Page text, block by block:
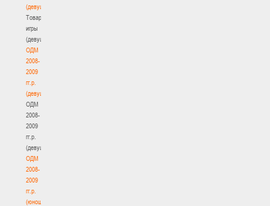
(девушки)
Товарищеские
игры
(девушки)
ОДМ
2008-
2009
гг.р.
(девушки)
ОДМ
2008-
2009
гг.р.
(девушки)
ОДМ
2008-
2009
гг.р.
(юноши)